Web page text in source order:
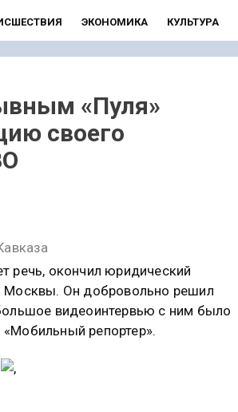
ЭКОНОМИКА КУЛЬТУРА
«Пуля»
своего
речь, окончил юридический
Москвы. Он добровольно решил
видеоинтервью с ним было
репортер».